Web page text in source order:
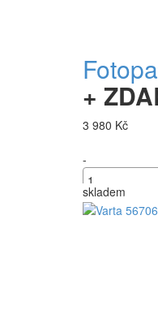
+
3 980 Kč
-
+
skladem